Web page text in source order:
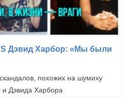
Дэвид Харбор: «Мы были
похожих на шумиху
и Дэвида Харбора